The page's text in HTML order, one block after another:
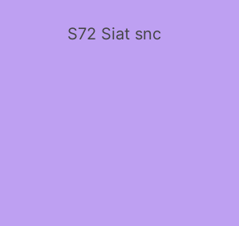
S72 Siat snc